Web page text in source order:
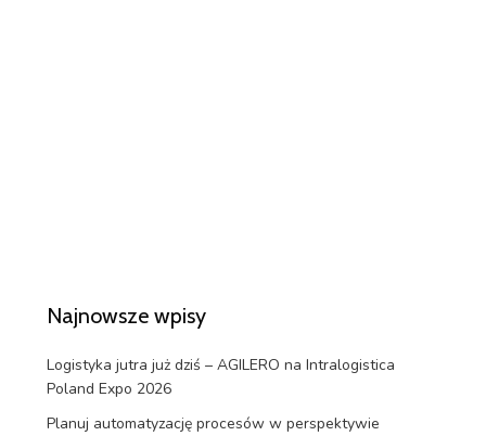
Najnowsze wpisy
Logistyka jutra już dziś – AGILERO na Intralogistica
Poland Expo 2026
Planuj automatyzację procesów w perspektywie